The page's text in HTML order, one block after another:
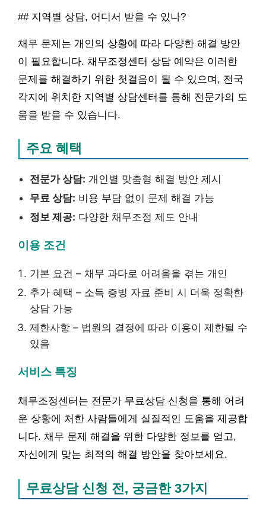
## 지역별 상담, 어디서 받을 수 있나?
채무 문제는 개인의 상황에 따라 다양한 해결 방안
이 필요합니다. 채무조정센터 상담 예약은 이러한
문제를 해결하기 위한 첫걸음이 될 수 있으며, 전국
각지에 위치한 지역별 상담센터를 통해 전문가의 도
움을 받을 수 있습니다.
주요 혜택
전문가 상담: 개인별 맞춤형 해결 방안 제시
무료 상담: 비용 부담 없이 문제 해결 가능
정보 제공: 다양한 채무조정 제도 안내
이용 조건
기본 요건 – 채무 과다로 어려움을 겪는 개인
추가 혜택 – 소득 증빙 자료 준비 시 더욱 정확한
상담 가능
제한사항 – 법원의 결정에 따라 이용이 제한될 수
있음
서비스 특징
채무조정센터는 전문가 무료상담 신청을 통해 어려
운 상황에 처한 사람들에게 실질적인 도움을 제공합
니다. 채무 문제 해결을 위한 다양한 정보를 얻고,
자신에게 맞는 최적의 해결 방안을 찾아보세요.
무료상담 신청 전, 궁금한 3가지